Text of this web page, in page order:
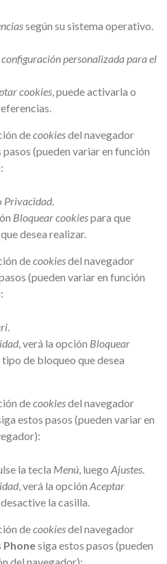
según su sistema operativo.
personalizada para el
cookies, puede activarla o
decookiesdel navegador
pasos (pueden variar en función
Privacidad.
Bloquear cookiespara que
desea realizar.
decookiesdel navegador
(pueden variar en función
.
, verá la opción Bloquear
de bloqueo que desea
decookiesdel navegador
estos pasos (pueden variar en
la tecla Menú, luego Ajustes.
, verá la opción Aceptar
la casilla.
decookiesdel navegador
siga estos pasos (pueden